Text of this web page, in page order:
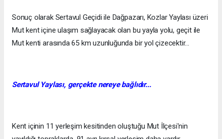
Sonuç olarak Sertavul Geçidi ile Dağpazarı, Kozlar Yaylası üzeri
Mut kent içine ulaşım sağlayacak olan bu yayla yolu, geçit ile
Mut kenti arasında 65 km uzunluğunda bir yol çizecektir...
Sertavul Yaylası,gerçekte nereye bağlıdır...
Kent içinin 11 yerleşim kesitinden oluştuğu Mut İlçesi'nin